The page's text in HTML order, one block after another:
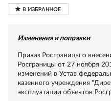
Изменения и поправки
Приказ Росграницы о
Росграницы от 27 ноября
изменений в Устав
казенного учреждения
эксплуатации объектов